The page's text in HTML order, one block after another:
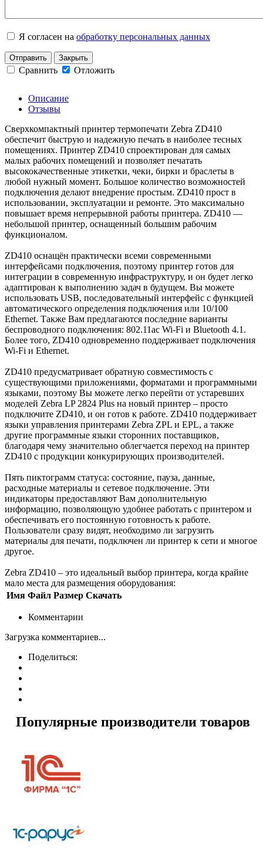
Я согласен на обработку персональных данных
Отправить Закрыть
Сравнить Отложить
Описание
Отзывы
Сверхкомпактный принтер термопечати Zebra ZD410
обеспечит быструю и надежную печать в наиболее тесных
помещениях. Принтер ZD410 спроектирован для самых
малых рабочих помещений и позволяет печатать
высококачественные этикетки, чеки, бирки и браслеты в
любой нужный момент. Большое количество возможностей
подключения делают внедрение простым. ZD410 прост в
использовании, эксплуатации и ремонте. Это максимально
повышает время непрерывной работы принтера. ZD410 —
небольшой принтер, оснащенный большим рабочим
функционалом.
ZD410 оснащён практически всеми современными
интерфейсами подключения, поэтому принтер готов для
интеграции в современную инфраструктуру, и он будет легко
адаптирован к выполнению задач в будущем. Вы можете
использовать USB, последовательный интерфейс с функцией
автоматического определения подключения или 10/100
Ethernet. Также Вам предлагаются последние варианты
беспроводного подключения: 802.11ac Wi-Fi и Bluetooth 4.1.
Более того, ZD410 одновременно поддерживает подключения
Wi-Fi и Ethernet.
ZD410 предусматривает обратную совместимость с
существующими приложениями, форматами и программными
языками, поэтому Вы можете легко перейти от устаревших
моделей Zebra LP 2824 Plus на новый принтер – просто
подключите ZD410, и он готов к работе. ZD410 поддерживает
языки управления принтерами Zebra ZPL и EPL, а также
другие программные языки сторонних поставщиков,
благодаря чему значительно облегчается переход на принтер
ZD410 с продукции конкурирующих производителей.
Пять пиктограмм статуса: состояние, пауза, данные,
расходные материалы и сетевое подключение. Эти
индикаторы предоставляют Вам дополнительную
информацию, позволяющую удобнее работать с принтером и
обеспечивать его постоянную готовность к работе.
Пользователи сразу видят, необходимо ли загрузить
материалы для печати, подключен ли принтер к сети и многое
другое.
Zebra ZD410 – это идеальный выбор принтера, когда крайне
мало места для размещения оборудования:
Имя Файл Размер Скачать
Комментарии
Загрузка комментариев...
Поделиться:
Популярные производители товаров